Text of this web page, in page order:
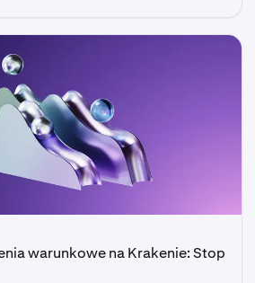
warunkowe na Krakenie: Stop